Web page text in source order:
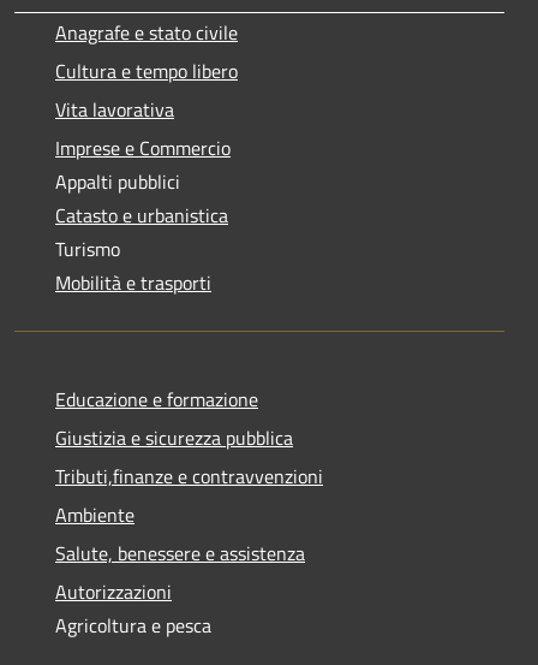
Anagrafe e stato civile
Cultura e tempo libero
Vita lavorativa
Imprese e Commercio
Appalti pubblici
Catasto e urbanistica
Turismo
Mobilità e trasporti
Educazione e formazione
Giustizia e sicurezza pubblica
Tributi,finanze e contravvenzioni
Ambiente
Salute, benessere e assistenza
Autorizzazioni
Agricoltura e pesca